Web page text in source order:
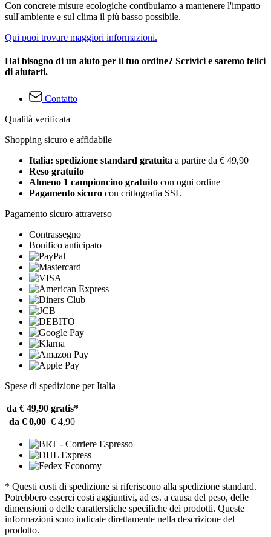
Con concrete misure ecologiche contibuiamo a mantenere l'impatto
sull'ambiente e sul clima il più basso possibile.
Qui puoi trovare maggiori informazioni.
Hai bisogno di un aiuto per il tuo ordine? Scrivici e saremo felici
di aiutarti.
Contatto
Qualità verificata
Shopping sicuro e affidabile
Italia: spedizione standard gratuita a partire da € 49,90
Reso gratuito
Almeno 1 campioncino gratuito con ogni ordine
Pagamento sicuro con crittografia SSL
Pagamento sicuro attraverso
Contrassegno
Bonifico anticipato
Spese di spedizione per Italia
da € 49,90 gratis*
da € 0,00 € 4,90
* Questi costi di spedizione si riferiscono alla spedizione standard.
Potrebbero esserci costi aggiuntivi, ad es. a causa del peso, delle
dimensioni o delle caratterstiche specifiche dei prodotti. Queste
informazioni sono indicate direttamente nella descrizione del
prodotto.